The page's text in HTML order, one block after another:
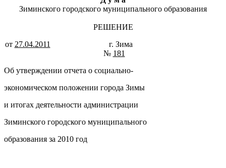
Зиминского городского муниципального образования
РЕШЕНИЕ
от 27.04.2011
г. Зима
№ 181
Об утверждении отчета о социально-
экономическом положении города Зимы
и итогах деятельности администрации
Зиминского городского муниципального
образования за 2010 год